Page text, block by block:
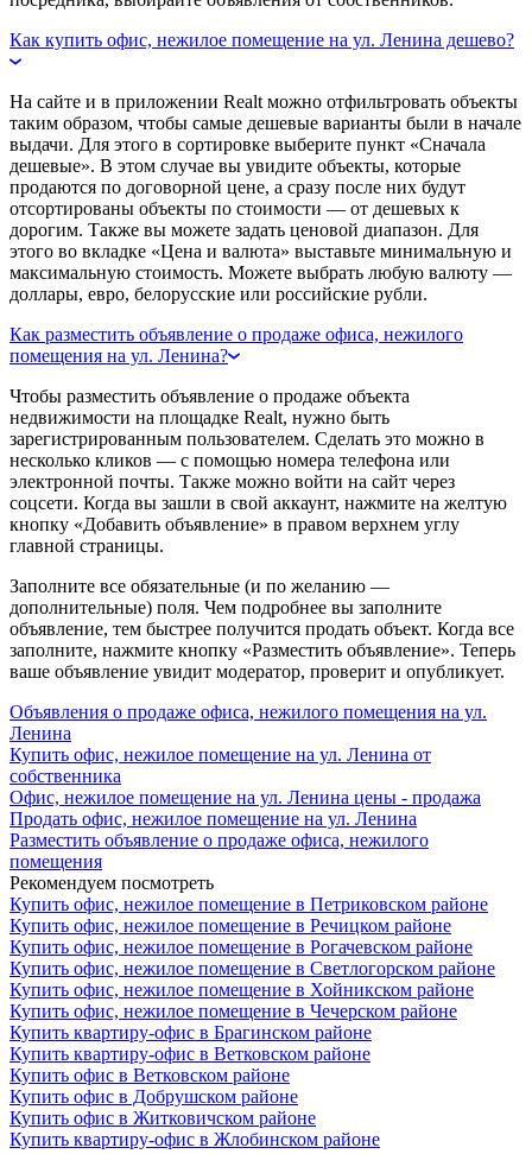
Как купить офис, нежилое помещение на ул. Ленина дешево?
На сайте и в приложении Realt можно отфильтровать объекты
таким образом, чтобы самые дешевые варианты были в начале
выдачи. Для этого в сортировке выберите пункт «Сначала
дешевые». В этом случае вы увидите объекты, которые
продаются по договорной цене, а сразу после них будут
отсортированы объекты по стоимости — от дешевых к
дорогим. Также вы можете задать ценовой диапазон. Для
этого во вкладке «Цена и валюта» выставьте минимальную и
максимальную стоимость. Можете выбрать любую валюту —
доллары, евро, белорусские или российские рубли.
Как разместить объявление о продаже офиса, нежилого
помещения на ул. Ленина?
Чтобы разместить объявление о продаже объекта
недвижимости на площадке Realt, нужно быть
зарегистрированным пользователем. Сделать это можно в
несколько кликов — с помощью номера телефона или
электронной почты. Также можно войти на сайт через
соцсети. Когда вы зашли в свой аккаунт, нажмите на желтую
кнопку «Добавить объявление» в правом верхнем углу
главной страницы.
Заполните все обязательные (и по желанию —
дополнительные) поля. Чем подробнее вы заполните
объявление, тем быстрее получится продать объект. Когда все
заполните, нажмите кнопку «Разместить объявление». Теперь
ваше объявление увидит модератор, проверит и опубликует.
Объявления о продаже офиса, нежилого помещения на ул.
Ленина
Купить офис, нежилое помещение на ул. Ленина от
собственника
Офис, нежилое помещение на ул. Ленина цены - продажа
Продать офис, нежилое помещение на ул. Ленина
Разместить объявление о продаже офиса, нежилого
помещения
Рекомендуем посмотреть
Купить офис, нежилое помещение в Петриковском районе
Купить офис, нежилое помещение в Речицком районе
Купить офис, нежилое помещение в Рогачевском районе
Купить офис, нежилое помещение в Светлогорском районе
Купить офис, нежилое помещение в Хойникском районе
Купить офис, нежилое помещение в Чечерском районе
Купить квартиру-офис в Брагинском районе
Купить квартиру-офис в Ветковском районе
Купить офис в Ветковском районе
Купить офис в Добрушском районе
Купить офис в Житковичском районе
Купить квартиру-офис в Жлобинском районе